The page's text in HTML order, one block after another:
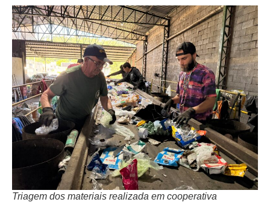
Triagem dos materiais realizada em cooperativa